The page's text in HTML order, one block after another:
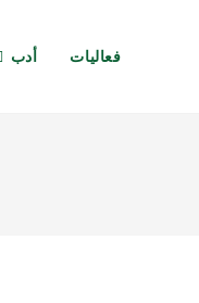
فعاليات أدب